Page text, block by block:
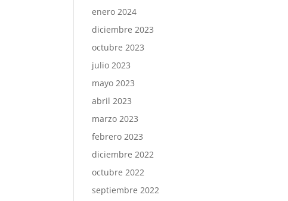
enero 2024
diciembre 2023
octubre 2023
julio 2023
mayo 2023
abril 2023
marzo 2023
febrero 2023
diciembre 2022
octubre 2022
septiembre 2022